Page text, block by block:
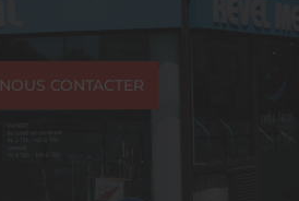
NOUS CONTACTER